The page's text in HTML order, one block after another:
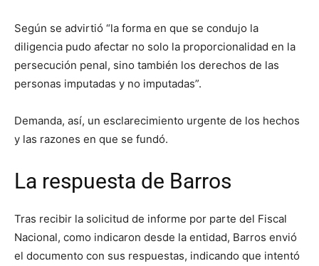
Según se advirtió “la forma en que se condujo la
diligencia pudo afectar no solo la proporcionalidad en la
persecución penal, sino también los derechos de las
personas imputadas y no imputadas”.
Demanda, así, un esclarecimiento urgente de los hechos
y las razones en que se fundó.
La respuesta de Barros
Tras recibir la solicitud de informe por parte del Fiscal
Nacional, como indicaron desde la entidad, Barros envió
el documento con sus respuestas, indicando que intentó